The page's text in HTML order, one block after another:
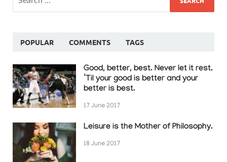
POPULAR COMMENTS TAGS
Good, better, best. Never let it rest.
‘Til your good is better and your
better is best.
17 June 2017
Leisure is the Mother of Philosophy.
18 June 2017